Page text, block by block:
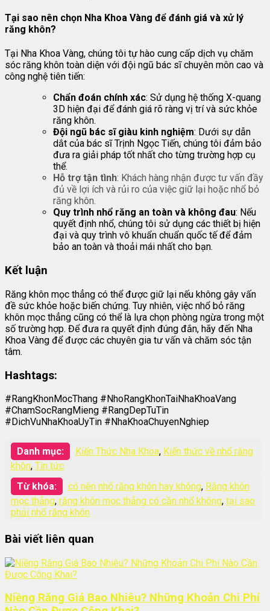
Tại sao nên chọn Nha Khoa Vàng để đánh giá và xử lý
răng khôn?
Tại Nha Khoa Vàng, chúng tôi tự hào cung cấp dịch vụ chăm
sóc răng khôn toàn diện với đội ngũ bác sĩ chuyên môn cao và
công nghệ tiên tiến:
Chẩn đoán chính xác: Sử dụng hệ thống X-quang
3D hiện đại để đánh giá rõ ràng vị trí và sức khỏe
răng khôn.
Đội ngũ bác sĩ giàu kinh nghiệm: Dưới sự dẫn
dắt của bác sĩ Trịnh Ngọc Tiến, chúng tôi đảm bảo
đưa ra giải pháp tốt nhất cho từng trường hợp cụ
thể.
Hỗ trợ tận tình: Khách hàng nhận được tư vấn đầy
đủ về lợi ích và rủi ro của việc giữ lại hoặc nhổ bỏ
răng khôn.
Quy trình nhổ răng an toàn và không đau: Nếu
quyết định nhổ, chúng tôi sử dụng các thiết bị hiện
đại và quy trình vô khuẩn chuẩn quốc tế để đảm
bảo an toàn và thoải mái nhất cho bạn.
Kết luận
Răng khôn mọc thẳng có thể được giữ lại nếu không gây vấn
đề sức khỏe hoặc biến chứng. Tuy nhiên, việc nhổ bỏ răng
khôn mọc thẳng cũng có thể là lựa chọn phòng ngừa trong một
số trường hợp. Để đưa ra quyết định đúng đắn, hãy đến Nha
Khoa Vàng để được các chuyên gia tư vấn và chăm sóc tận
tâm.
Hashtags:
#RangKhonMocThang #NhoRangKhonTaiNhaKhoaVang
#ChamSocRangMieng #RangDepTuTin
#DichVuNhaKhoaUyTin #NhaKhoaChuyenNghiep
Danh mục: Kiến Thức Nha Khoa, Kiến thức về nhổ răng
khôn, Tin tức
Từ khóa:
có nên nhổ răng khôn hay không, Răng khôn
mọc thẳng, răng khôn mọc thẳng có cần nhổ không, tại sao
phải nhổ răng khôn
Bài viết liên quan
Niềng Răng Giá Bao Nhiêu? Những Khoản Chi Phí